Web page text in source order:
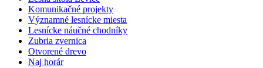
Komunikačné projekty
Významné lesnícke miesta
Lesnícke náučné chodníky
Zubria zvernica
Otvorené drevo
Naj horár